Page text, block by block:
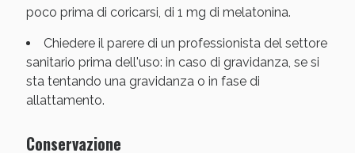
poco prima di coricarsi, di 1 mg di melatonina.
Chiedere il parere di un professionista del settore
sanitario prima dell'uso: in caso di gravidanza, se si
sta tentando una gravidanza o in fase di
allattamento.
Conservazione